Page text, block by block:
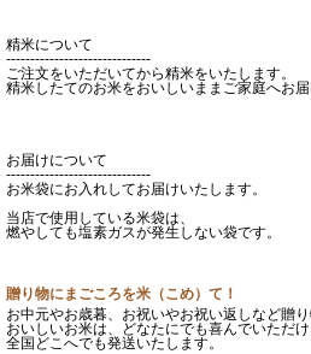
精米について
------------------------------
ご注文をいただいてから精米をいたします。
精米したてのお米をおいしいままご家庭へお届
お届けについて
------------------------------
お米袋にお入れしてお届けいたします。
当店で使用している米袋は、
燃やしても塩素ガスが発生しない袋です。
贈り物にまごころを米（こめ）て！
お中元やお歳暮、お祝いやお祝い返しなど贈り
おいしいお米は、どなたにでも喜んでいただけ
全国どこへでも発送いたします。